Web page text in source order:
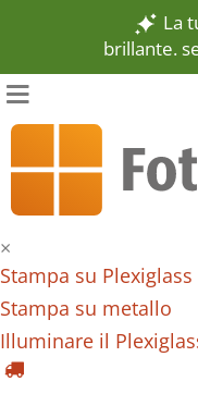
La
brillante.
×
Stampa su Plexiglass
Stampa su metallo
Illuminare il